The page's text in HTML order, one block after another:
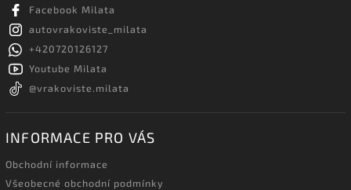
Facebook Milata
autovrakoviste_milata
+420720126127
Youtube Milata
@vrakoviste.milata
INFORMACE PRO VÁS
Obchodní informace
Všeobecné obchodní podmínky